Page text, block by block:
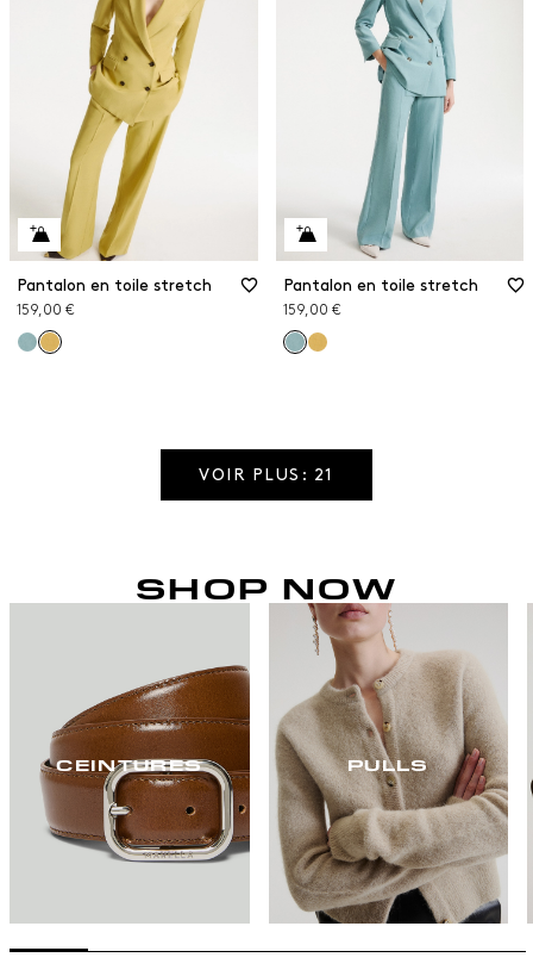
Pantalon en toile stretch
159,00 €
Pantalon en toile stretch
159,00 €
VOIR PLUS: 21
SHOP NOW
CEINTURES PULLS